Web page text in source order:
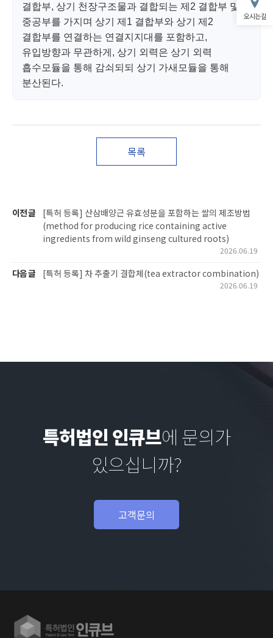
결합부, 상기 천장구조물과 결합되는 제2 결합부 및
중공부를 가지며 상기 제1 결합부와 상기 제2
결합부를 연결하는 연결지지대를 포함하고,
유입방향과 무관하게, 상기 외력은 상기 외력
흡수모듈을 통해 감쇠되되 상기 가새모듈을 통해
분산된다.
목록
이전 글
[특허 등록] 산삼배양근 유효성분을 포함하는 쌀의 제조방법
(method for producing rice containing active
ingredients from wild ginseng cultured roots)
2026.06.19
다음 글 [특허 등록] 차 추출기 결합체(tea extractor combination)
2026.06.19
특허법인 인큐브에 문의가
있으십니까?
고객문의
오시는 길